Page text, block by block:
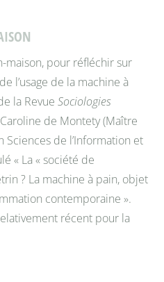
maison, pour réfléchir sur
l’usage de la machine à
la Revue Sociologies
de Montety (Maître
de l’Information et
« La « société de
? La machine à pain, objet
contemporaine ».
récent pour la